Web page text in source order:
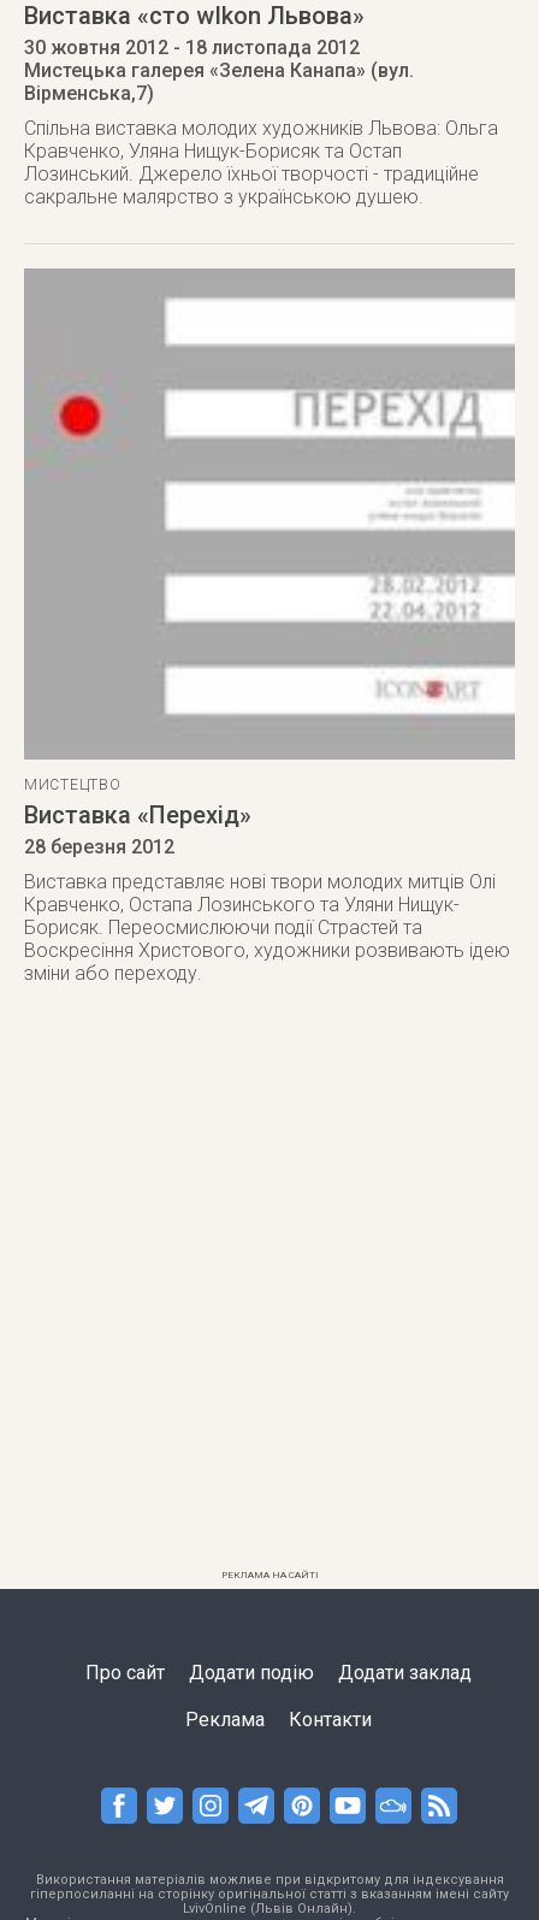
Виставка «сто wIkon Львова»
30 жовтня 2012 - 18 листопада 2012
Мистецька галерея «Зелена Канапа» (вул.
Вірменська,7)
Спільна виставка молодих художників Львова: Ольга
Кравченко, Уляна Нищук-Борисяк та Остап
Лозинський. Джерело їхньої творчості - традиційне
сакральне малярство з українською душею.
МИСТЕЦТВО
Виставка «Перехід»
28 березня 2012
Виставка представляє нові твори молодих митців Олі
Кравченко, Остапа Лозинського та Уляни Нищук-
Борисяк. Переосмислюючи події Страстей та
Воскресіння Христового, художники розвивають ідею
зміни або переходу.
РЕКЛАМА НА САЙТІ
Про сайт Додати подію Додати заклад
Реклама Контакти
Використання матеріалів можливе при відкритому для індексування
гіперпосиланні на сторінку оригінальної статті з вказанням імені сайту
LvivOnline (Львів Онлайн).